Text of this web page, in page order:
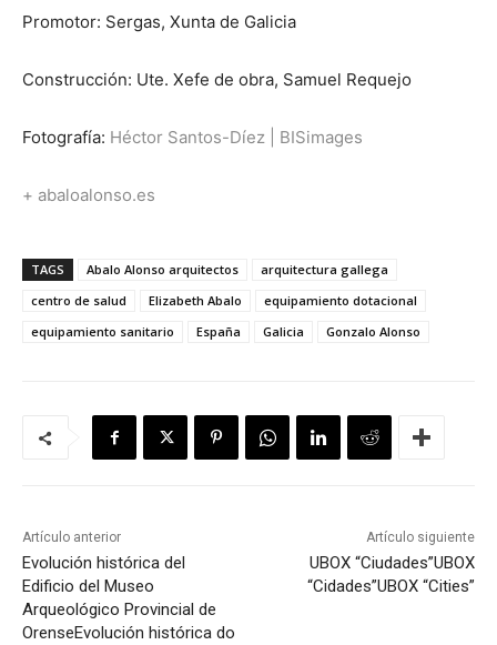
Promotor: Sergas, Xunta de Galicia
Construcción: Ute. Xefe de obra, Samuel Requejo
Fotografía: Héctor Santos-Díez BISimages
+ abaloalonso.es
TAGS Abalo Alonso arquitectos
arquitectura gallega
centro de salud
Elizabeth Abalo
equipamiento dotacional
equipamiento sanitario
España Galicia Gonzalo Alonso
Artículo anterior
Evolución histórica del
Edificio del Museo
Arqueológico Provincial de
OrenseEvolución histórica do
Artículo siguiente
UBOX “Ciudades”UBOX
“Cidades”UBOX “Cities”